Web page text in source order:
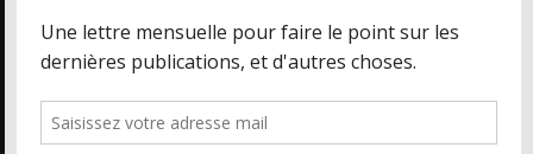
Publié et édité par Irénée Régnauld,Mais où
va le web ?est un blog qui prend part aux
nouvelles technologies et le numérique en
particulier, depuis 2014.